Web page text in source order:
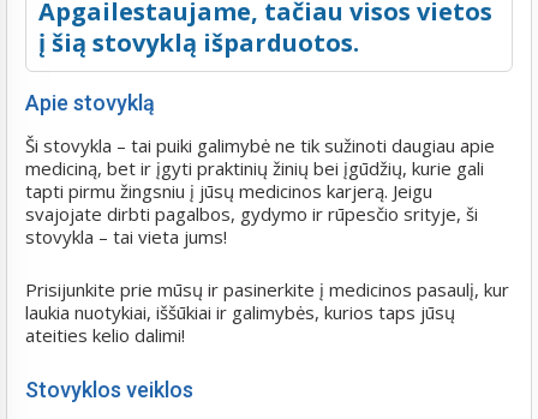
Apgailestaujame, tačiau visos vietos
į šią stovyklą išparduotos.
Apie stovyklą
Ši stovykla – tai puiki galimybė ne tik sužinoti daugiau apie
mediciną, bet ir įgyti praktinių žinių bei įgūdžių, kurie gali
tapti pirmu žingsniu į jūsų medicinos karjerą. Jeigu
svajojate dirbti pagalbos, gydymo ir rūpesčio srityje, ši
stovykla – tai vieta jums!
Prisijunkite prie mūsų ir pasinerkite į medicinos pasaulį, kur
laukia nuotykiai, iššūkiai ir galimybės, kurios taps jūsų
ateities kelio dalimi!
Stovyklos veiklos